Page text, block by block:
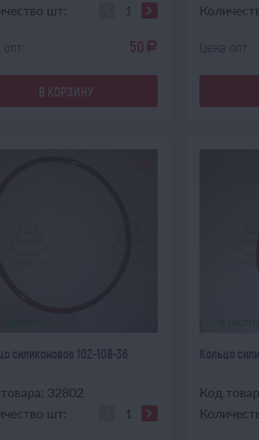
шт:
опт: 50 a
В КОРЗИНУ
Цена опт:
силиконовое 102-108-36
32802
шт:
Кольцо
Код